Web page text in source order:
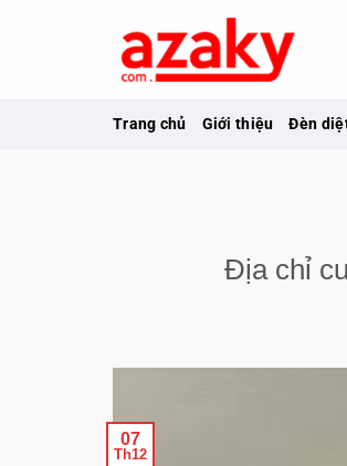
Trang chủ Giới thiệu Đèn
Địa chỉ
07
Th12